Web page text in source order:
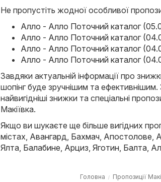
Не пропустіть жодної особливої
Алло - Алло Поточний каталог
Алло - Алло Поточний каталог
Алло - Алло Поточний каталог
Алло - Алло Поточний каталог
Завдяки актуальній інформації про
шопінг буде зручнішим та
найвигідніші знижки та спеціальні
Макіївка.
Якщо ви шукаєте ще більше вигідних
містах, Авангард, Бахмач, Апостолове,
Ялта, Балабине, Арциз, Яготин, Балта,
Головна Пропозиції